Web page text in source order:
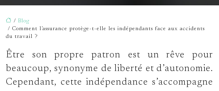
/ Blog
/ Comment l’assurance protège-t-elle les indépendants face aux accidents
du travail ?
Être son propre patron est un rêve pour
beaucoup, synonyme de liberté et d’autonomie.
Cependant, cette indépendance s’accompagne